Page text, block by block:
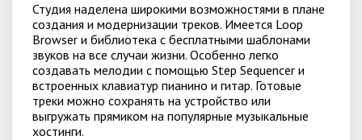
Студия наделена широкими возможностями в плане
создания и модернизации треков. Имеется Loop
Browser и библиотека с бесплатными шаблонами
звуков на все случаи жизни. Особенно легко
создавать мелодии с помощью Step Sequencer и
встроенных клавиатур пианино и гитар. Готовые
треки можно сохранять на устройство или
выгружать прямиком на популярные музыкальные
хостинги.